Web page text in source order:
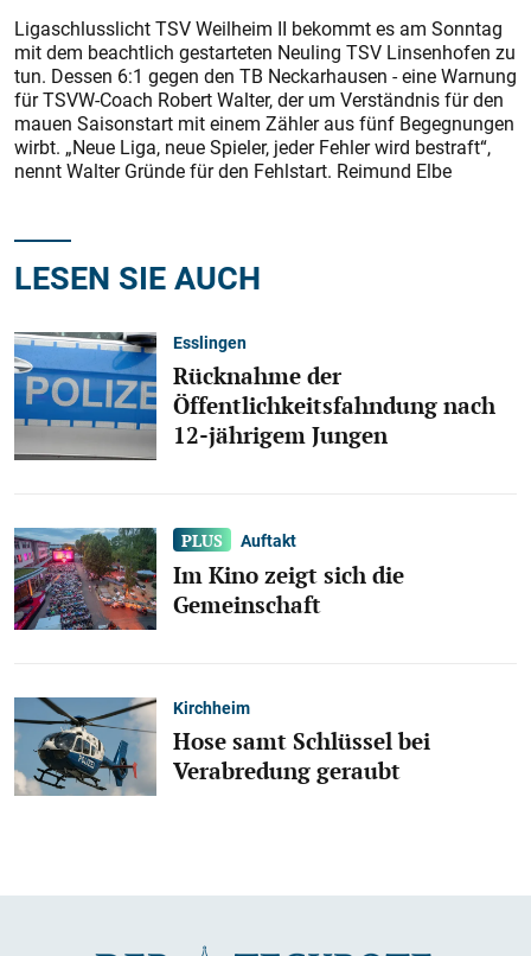
Ligaschlusslicht TSV Weilheim II bekommt es am Sonntag
mit dem beachtlich gestarteten Neuling TSV Linsenhofen zu
tun. Dessen 6:1 gegen den TB Neckarhausen - eine Warnung
für TSVW-Coach Robert Walter, der um Verständnis für den
mauen Saisonstart mit einem Zähler aus fünf Begegnungen
wirbt. „Neue Liga, neue Spieler, jeder Fehler wird bestraft“,
nennt Walter Gründe für den Fehlstart. Reimund Elbe
LESEN SIE AUCH
Esslingen
Rücknahme der
Öffentlichkeitsfahndung nach
12-jährigem Jungen
Auftakt
Im Kino zeigt sich die
Gemeinschaft
Kirchheim
Hose samt Schlüssel bei
Verabredung geraubt